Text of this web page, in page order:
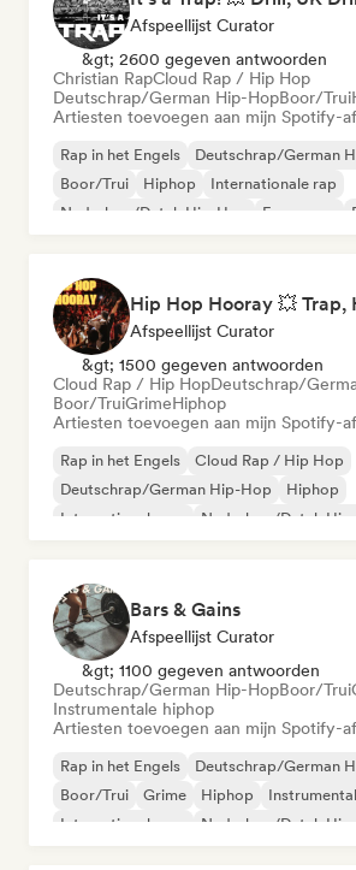
Afspeellijst Curator
&gt; 2600 gegeven antwoorden
Christian RapCloud Rap / Hip Hop
Deutschrap/German Hip-HopBoor/Trui
Artiesten toevoegen aan mijn Spotify-
Rap in het Engels
Deutschrap/German
Boor/Trui
Hiphop
Internationale rap
Nederhop/Dutch Hip-Hop
Franse rap
Afspeellijst Curator
&gt; 1500 gegeven antwoorden
Cloud Rap / Hip HopDeutschrap/
Boor/TruiGrimeHiphop
Artiesten toevoegen aan mijn Spotify-
Rap in het Engels
Cloud Rap / Hip Hop
Deutschrap/German Hip-Hop
Hiphop
Internationale rap
Nederhop/Dutch Hip-
Bars & Gains
Afspeellijst Curator
&gt; 1100 gegeven antwoorden
Deutschrap/German Hip-HopBoor/Trui
Instrumentale hiphop
Artiesten toevoegen aan mijn Spotify-
Rap in het Engels
Deutschrap/German
Boor/Trui
Grime Hiphop
Internationale rap
Nederhop/Dutch Hip-